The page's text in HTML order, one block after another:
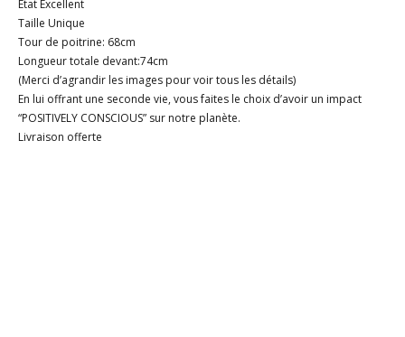
Etat Excellent
Taille Unique
Tour de poitrine: 68cm
Longueur totale devant:74cm
(Merci d’agrandir les images pour voir tous les détails)
En lui offrant une seconde vie, vous faites le choix d’avoir un impact
“POSITIVELY CONSCIOUS” sur notre planète.
Livraison offerte